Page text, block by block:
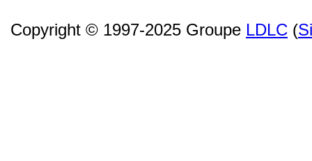
Copyright © 1997-2025 Groupe LDLC (